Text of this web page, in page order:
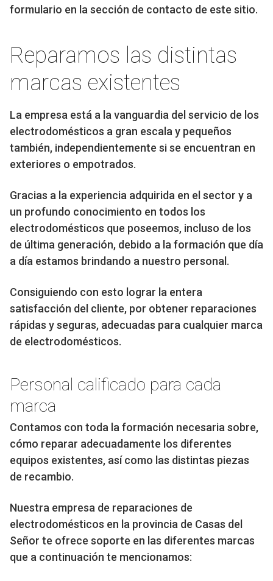
formulario en la sección de contacto de este sitio.
Reparamos las distintas
marcas existentes
La empresa está a la vanguardia del servicio de los
electrodomésticos a gran escala y pequeños
también, independientemente si se encuentran en
exteriores o empotrados.
Gracias a la experiencia adquirida en el sector y a
un profundo conocimiento en todos los
electrodomésticos que poseemos, incluso de los
de última generación, debido a la formación que día
a día estamos brindando a nuestro personal.
Consiguiendo con esto lograr la entera
satisfacción del cliente, por obtener reparaciones
rápidas y seguras, adecuadas para cualquier marca
de electrodomésticos.
Personal calificado para cada
marca
Contamos con toda la formación necesaria sobre,
cómo reparar adecuadamente los diferentes
equipos existentes, así como las distintas piezas
de recambio.
Nuestra empresa de reparaciones de
electrodomésticos en la provincia de Casas del
Señor te ofrece soporte en las diferentes marcas
que a continuación te mencionamos: